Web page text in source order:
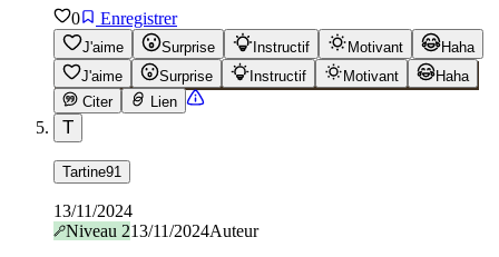
0 Enregistrer
J'aime Surprise Instructif Motivant
Haha
J'aime
Surprise Instructif Motivant
Haha
Citer
Lien
T
Tartine91
13/11/2024
Niveau 213/11/2024Auteur